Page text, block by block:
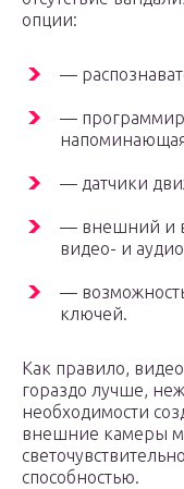
опции:
—
—
— датчики
— внешний и
видео- и
—
ключей.
Как правило,
гораздо лучше,
необходимости
внешние камеры
способностью.